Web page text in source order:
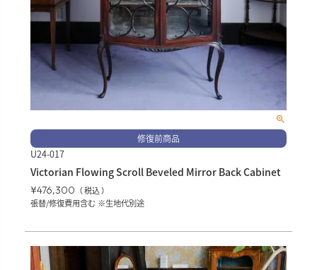
修復前商品
U24-017
Victorian Flowing Scroll Beveled Mirror Back Cabinet
¥476,300
税込
張替/修復費用含む ※生地代別途